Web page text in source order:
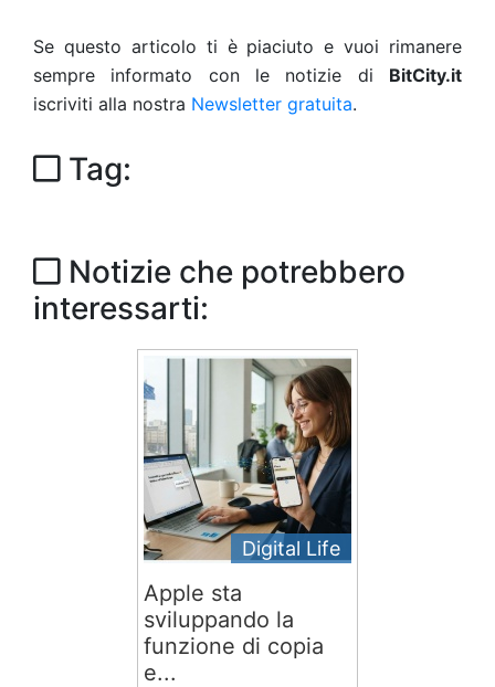
Se questo articolo ti è piaciuto e vuoi rimanere
sempre informato con le notizie di BitCity.it
iscriviti alla nostra Newsletter gratuita.
Tag:
Notizie che potrebbero
interessarti:
Digital Life
Apple sta
sviluppando la
funzione di copia
e...